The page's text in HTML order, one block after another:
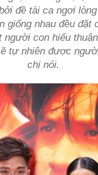
đề tài ca ngợi
giống nhau đều đặt
người con hiếu
tự nhiên được
chị nói.